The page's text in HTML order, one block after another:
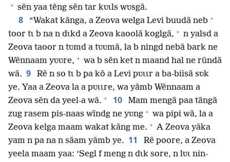
+ sẽn yaa tẽng sẽn tar kʋɩls wʋsgã.
8 “Wakat kãnga, a Zeova welga Levi buudã neb +
toor tɩ b na n dɩkd a Zeova kaoolã koglgã, + n yalsd a
Zeova taoor n tʋmd a tʋʋmã, la b ningd nebã bark ne
Wẽnnaam yʋʋre, + wa b sẽn ket n maand hal ne rũndã
wã. 9
Rẽ n so tɩ b pa kõ a Levi pʋɩɩr a ba-biisã sʋk
ye. Yaa a Zeova la a pʋɩɩre, wa yãmb Wẽnnaam a
Zeova sẽn da yeel-a wã. + 10
Mam mengã paa tãngã
zug rasem pis-naas wĩndg ne yʋng + wa pipi wã, la a
Zeova kelga maam wakat kãng me. + A Zeova yãka
yam n pa na n sãam yãmb ye. 11
Rẽ poore, a Zeova
yeela maam yaa: ‘Segl f meng n dɩk sore, n lʋɩ nin-